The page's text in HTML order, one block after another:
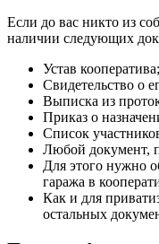
Если до вас никто из
наличии следующих
Устав кооператива;
Свидетельство о
Выписка из
Приказ о
Список
Любой документ,
Для этого нужно
гаража в
Как и для
остальных